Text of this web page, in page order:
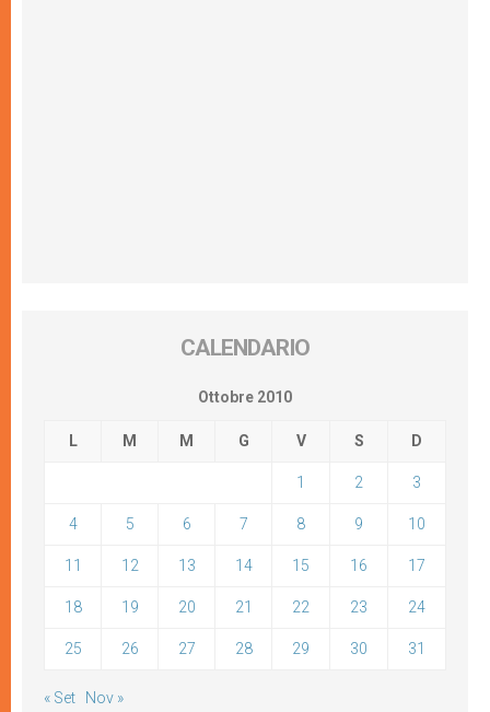
CALENDARIO
Ottobre 2010
L M M G V S D
1 2 3
4 5 6 7 8 9 10
11 12 13 14 15 16 17
18 19 20 21 22 23 24
25 26 27 28 29 30 31
« Set Nov »